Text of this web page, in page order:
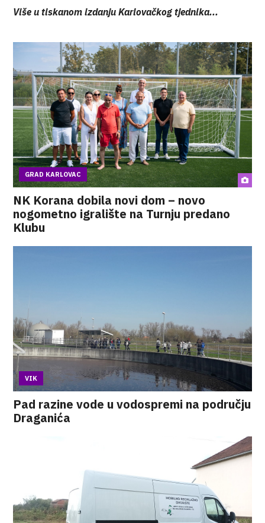
Više u tiskanom izdanju Karlovačkog tjednika...
GRAD KARLOVAC
NK Korana dobila novi dom – novo
nogometno igralište na Turnju predano
Klubu
VIK
Pad razine vode u vodospremi na području
Draganića